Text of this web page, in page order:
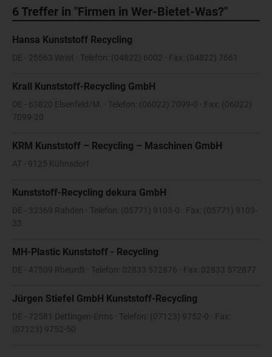
6Treffer in "Firmen in Wer-Bietet-Was?"
Hansa Kunststoff Recycling
DE - 25563 Wrist · Telefon: (04822) 6002 · Fax: (04822) 7661
Krall Kunststoff-Recycling GmbH
DE - 63820 Elsenfeld/M. · Telefon: (06022) 7099-0 · Fax: (06022)
7099-20
KRM Kunststoff – Recycling – Maschinen GmbH
AT - 9125 Kühnsdorf
Kunststoff-Recycling dekura GmbH
DE - 32369 Rahden · Telefon: (05771) 9103-0 · Fax: (05771) 9103-
33
MH-Plastic Kunststoff - Recycling
DE - 47509 Rheurdt · Telefon: 02833 572876 · Fax: 02833 572877
Jürgen Stiefel GmbH Kunststoff-Recycling
DE - 72581 Dettingen-Erms · Telefon: (07123) 9752-0 · Fax:
(07123) 9752-50